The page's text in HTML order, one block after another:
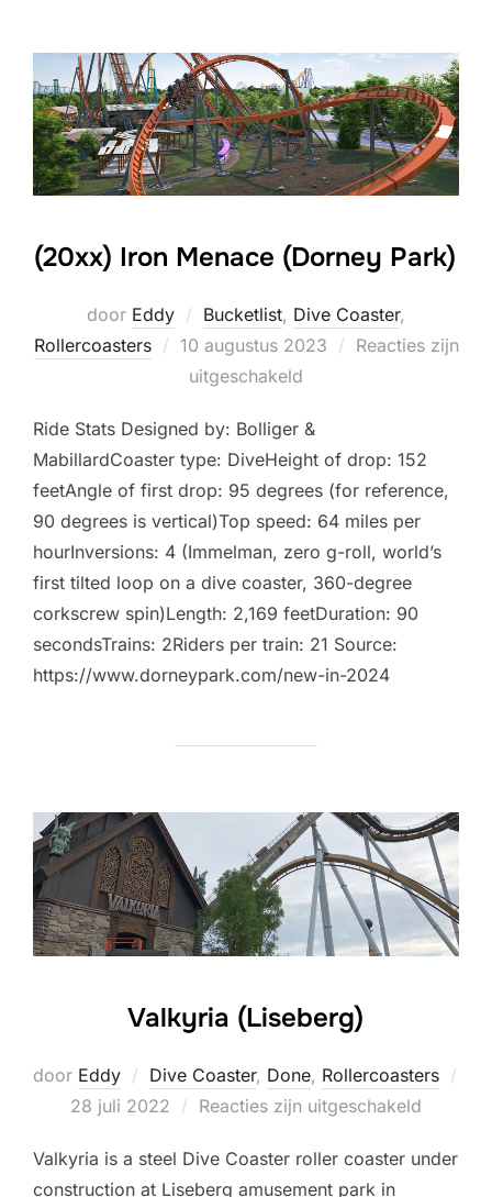
(20xx) Iron Menace (Dorney Park)
door Eddy Bucketlist, Dive Coaster,
Rollercoasters
Geplaatst
op
10 augustus 2023
Reacties zijn
uitgeschakeld
Ride Stats Designed by: Bolliger &
MabillardCoaster type: DiveHeight of drop: 152
feetAngle of first drop: 95 degrees (for reference,
90 degrees is vertical)Top speed: 64 miles per
hourInversions: 4 (Immelman, zero g-roll, world’s
first tilted loop on a dive coaster, 360-degree
corkscrew spin)Length: 2,169 feetDuration: 90
secondsTrains: 2Riders per train: 21 Source:
https://www.dorneypark.com/new-in-2024
Valkyria (Liseberg)
door Eddy Dive Coaster, Done, Rollercoasters
Geplaatst
28 juli 2022 Reacties zijn uitgeschakeld
Valkyria is a steel Dive Coaster roller coaster under
construction at Liseberg amusement park in